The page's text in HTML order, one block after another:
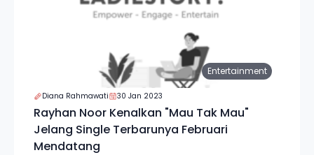
Entertainment
Diana Rahmawati 30 Jan 2023
Rayhan Noor Kenalkan "Mau Tak Mau"
Jelang Single Terbarunya Februari
Mendatang